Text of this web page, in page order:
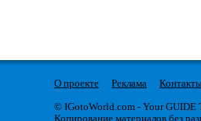
О проекте Реклама
© IGotoWorld.com - Your GUIDE
Копирование материалов без